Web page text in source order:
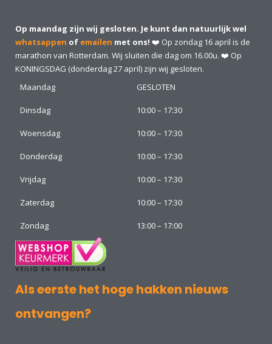
Op maandag zijn wij gesloten. Je kunt dan natuurlijk wel
whatsappen of emailen met ons! ❤️ Op zondag 16 april is de
marathon van Rotterdam. Wij sluiten die dag om 16.00u. ❤️ Op
KONINGSDAG (donderdag 27 april) zijn wij gesloten.
Maandag
GESLOTEN
Dinsdag 10:00 – 17:30
Woensdag 10:00 – 17:30
Donderdag 10:00 – 17:30
Vrijdag 10:00 – 17:30
Zaterdag 10:00 – 17:30
Zondag 13:00 – 17:00
Als eerste het hoge hakken nieuws
ontvangen?